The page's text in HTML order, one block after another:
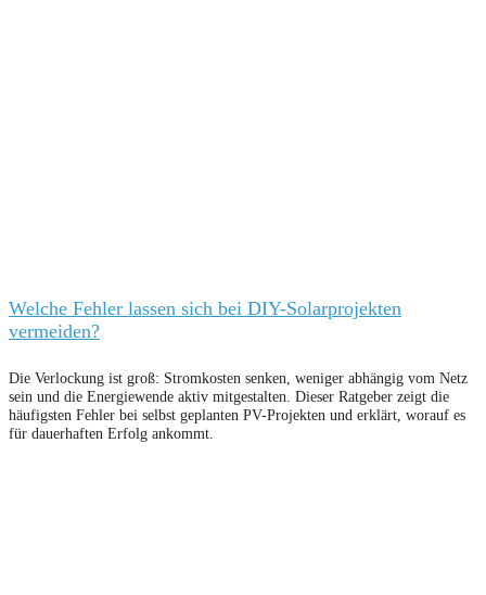
Welche Fehler lassen sich bei DIY-Solarprojekten
vermeiden?
Die Verlockung ist groß: Stromkosten senken, weniger abhängig vom Netz
sein und die Energiewende aktiv mitgestalten. Dieser Ratgeber zeigt die
häufigsten Fehler bei selbst geplanten PV-Projekten und erklärt, worauf es
für dauerhaften Erfolg ankommt.